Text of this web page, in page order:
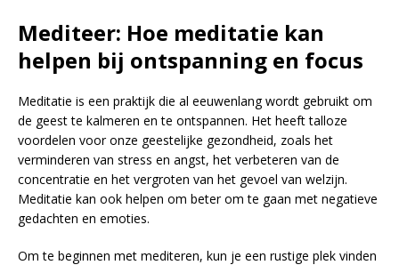
Mediteer: Hoe meditatie kan
helpen bij ontspanning en focus
Meditatie is een praktijk die al eeuwenlang wordt gebruikt om
de geest te kalmeren en te ontspannen. Het heeft talloze
voordelen voor onze geestelijke gezondheid, zoals het
verminderen van stress en angst, het verbeteren van de
concentratie en het vergroten van het gevoel van welzijn.
Meditatie kan ook helpen om beter om te gaan met negatieve
gedachten en emoties.
Om te beginnen met mediteren, kun je een rustige plek vinden